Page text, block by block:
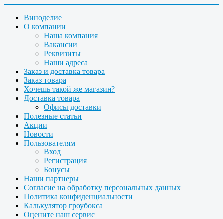
Виноделие
О компании
Наша компания
Вакансии
Реквизиты
Наши адреса
Заказ и доставка товара
Заказ товара
Хочешь такой же магазин?
Доставка товара
Офисы доставки
Полезные статьи
Акции
Новости
Пользователям
Вход
Регистрация
Бонусы
Наши партнеры
Согласие на обработку персональных данных
Политика конфиденциальности
Калькулятор гроубокса
Оцените наш сервис